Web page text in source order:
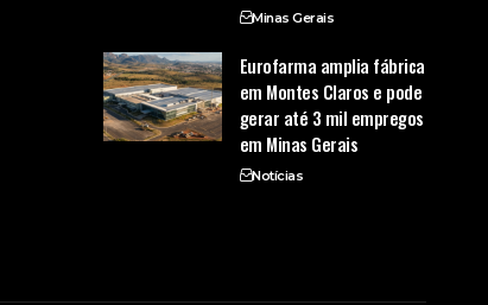
Minas Gerais
Eurofarma amplia fábrica
em Montes Claros e pode
gerar até 3 mil empregos
em Minas Gerais
Notícias